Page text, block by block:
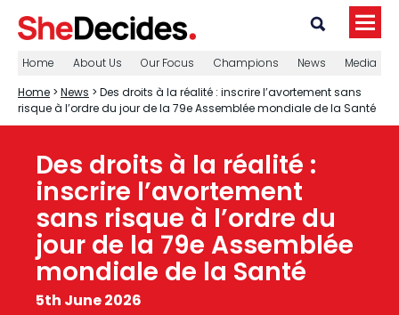
Home About Us Our Focus Champions News
Media
Home > News > Des droits à la réalité : inscrire l’avortement sans
risque à l’ordre du jour de la 79e Assemblée mondiale de la Santé
Des droits à la réalité :
inscrire l’avortement
sans risque à l’ordre du
jour de la 79e Assemblée
mondiale de la Santé
5th June 2026